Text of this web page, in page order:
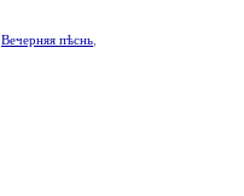
Вечерняя пѣснь